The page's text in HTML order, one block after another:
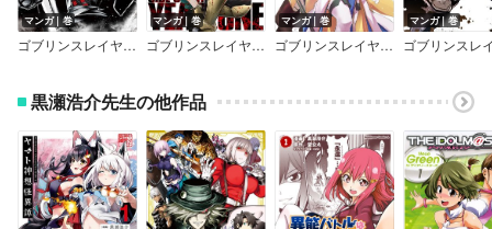
マンガ｜巻
ゴブリンスレイヤー外伝2 鍔鳴の太刀《ダイ・カタナ》【デジタル版限定特典付き】
マンガ｜巻
ゴブリンスレイヤー外伝：イヤーワン【デジタル版限定特典付き】
マンガ｜巻
ゴブリンスレイヤー：デイ・イン・ザ・ライフ【デジタル版限定特典付き】
マンガ｜巻
黒瀬浩介先生の他作品